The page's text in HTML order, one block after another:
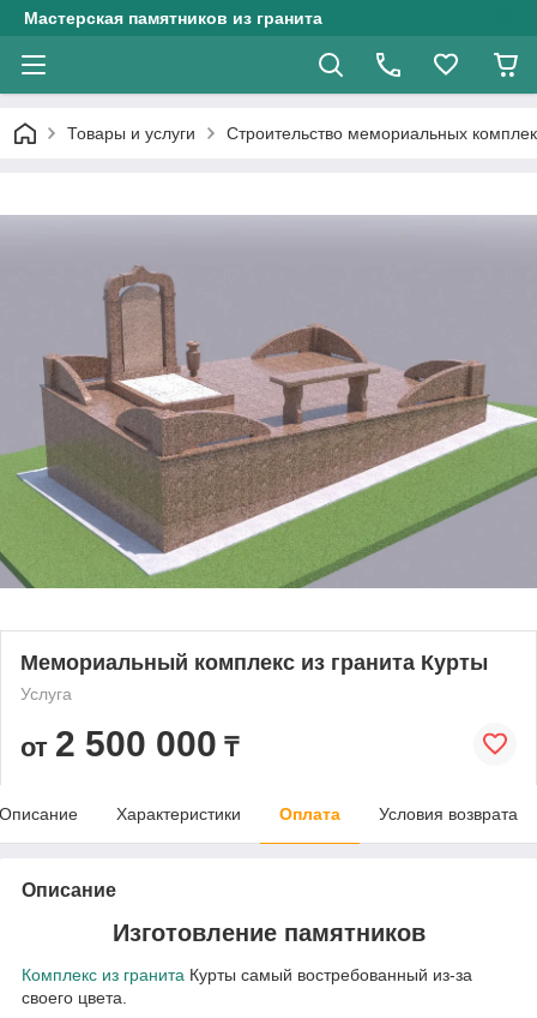
Мастерская памятников из гранита
Товары и услуги Строительство мемориальных
Мемориальный комплекс из гранита Курты
Услуга
от 2 500 000 ₸
Описание Характеристики Оплата Условия возврата
Описание
Изготовление памятников
Комплекс из гранита Курты самый востребованный из-за
своего цвета.